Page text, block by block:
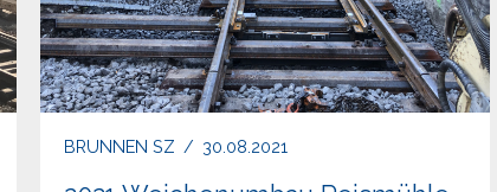
BRUNNEN SZ / 30.08.2021